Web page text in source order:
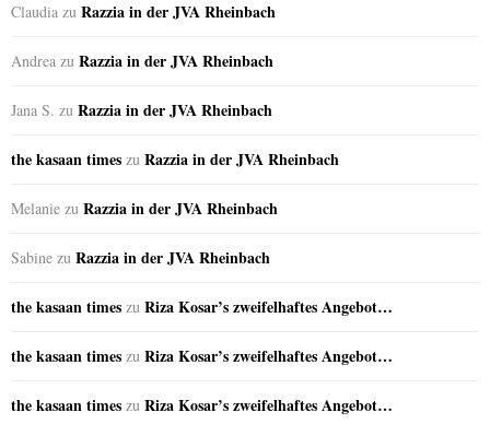
Claudia zu Razzia in der JVA Rheinbach
Andrea zu Razzia in der JVA Rheinbach
Jana S. zu Razzia in der JVA Rheinbach
the kasaan times zu Razzia in der JVA Rheinbach
Melanie zu Razzia in der JVA Rheinbach
Sabine zu Razzia in der JVA Rheinbach
the kasaan times zu Riza Kosar’s zweifelhaftes Angebot…
the kasaan times zu Riza Kosar’s zweifelhaftes Angebot…
the kasaan times zu Riza Kosar’s zweifelhaftes Angebot…